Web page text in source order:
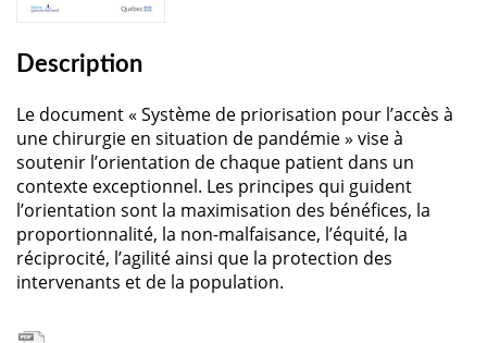
Description
Le document « Système de priorisation pour l’accès à
une chirurgie en situation de pandémie » vise à
soutenir l’orientation de chaque patient dans un
contexte exceptionnel. Les principes qui guident
l’orientation sont la maximisation des bénéfices, la
proportionnalité, la non-malfaisance, l’équité, la
réciprocité, l’agilité ainsi que la protection des
intervenants et de la population.